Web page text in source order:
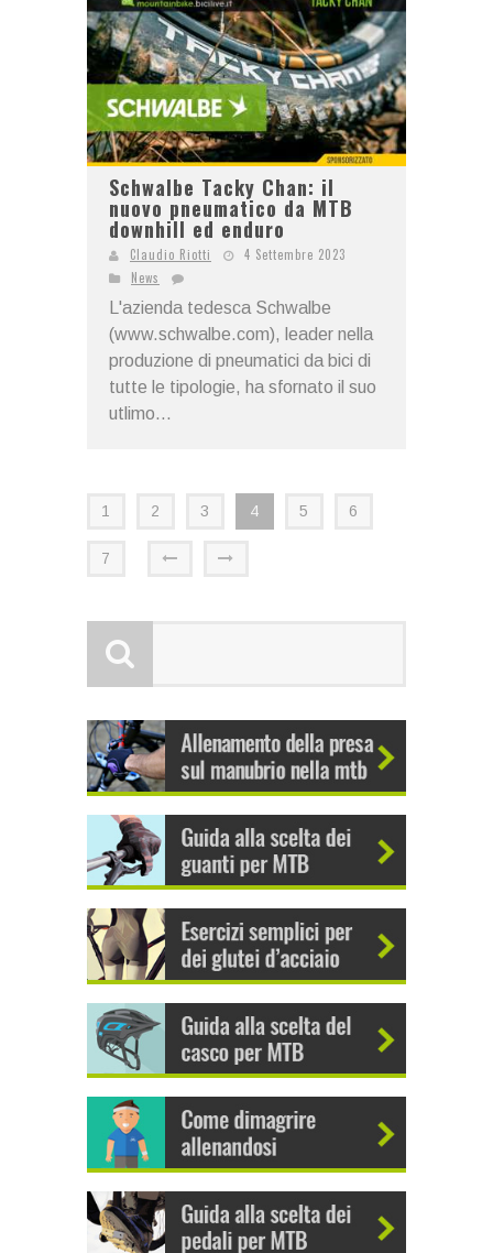
Schwalbe Tacky Chan: il
nuovo pneumatico da MTB
downhill ed enduro
Claudio Riotti
4 Settembre 2023
News
L'azienda tedesca Schwalbe
(www.schwalbe.com), leader nella
produzione di pneumatici da bici di
tutte le tipologie, ha sfornato il suo
utlimo...
1 2 3 4 5 6
7